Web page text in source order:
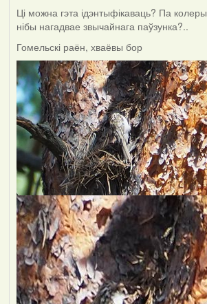
Ці можна гэта ідэнтыфікаваць? Па колеры
нібы нагадвае звычайнага паўзунка?..
Гомельскі раён, хваёвы бор